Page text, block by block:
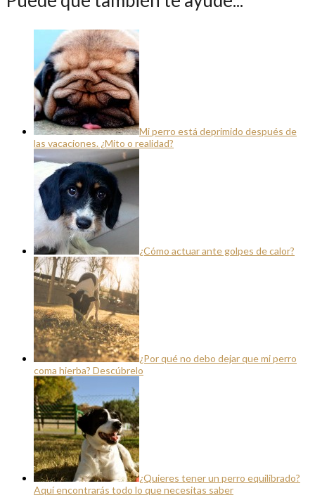
Mi perro está deprimido después de
las vacaciones. ¿Mito o realidad?
¿Cómo actuar ante golpes de calor?
¿Por qué no debo dejar que mi perro
coma hierba? Descúbrelo
¿Quieres tener un perro equilibrado?
Aquí encontrarás todo lo que necesitas saber